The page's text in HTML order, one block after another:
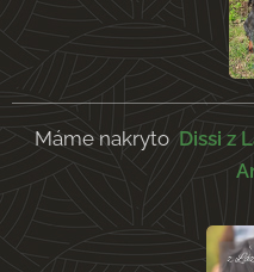
Máme nakryto Dissi z